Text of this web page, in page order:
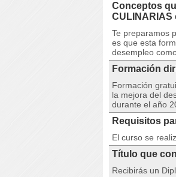
Conceptos
CULINARIAS
Te preparamos
es que esta
desempleo
Formación
Formación
la mejora del
durante el año
Requisitos
El curso se
Título que
Recibirás un